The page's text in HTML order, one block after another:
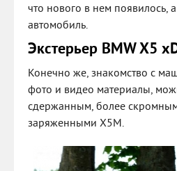
что нового в нем появилось,
автомобиль.
Экстерьер BMW X5
Конечно же, знакомство с
фото и видео материалы,
сдержанным, более
заряженными Х5М.